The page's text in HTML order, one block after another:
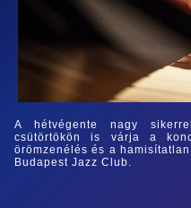
A hétvégente nagy
csütörtökön is várja a
örömzenélés és a
Budapest Jazz Club.